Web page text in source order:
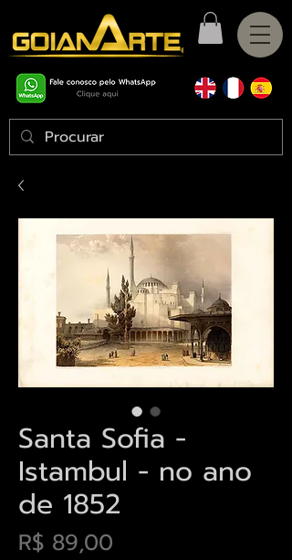
Santa Sofia -
Istambul - no ano
de 1852
R$ 89,00